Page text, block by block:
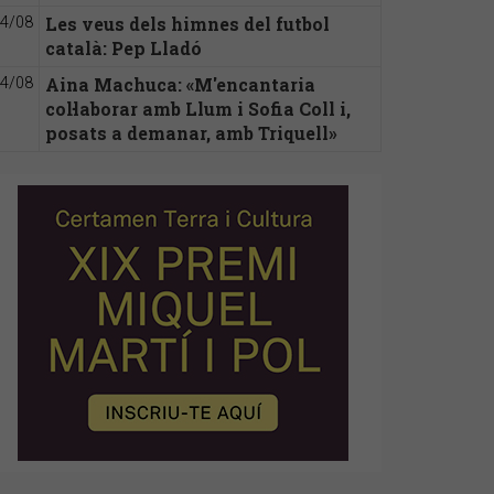
08
Les veus dels himnes del futbol
català: Pep Lladó
08
Aina Machuca: «M'encantaria
col·laborar amb Llum i Sofia Coll i,
posats a demanar, amb Triquell»